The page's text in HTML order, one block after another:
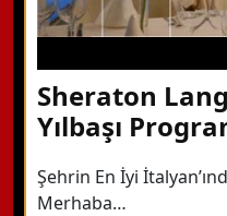
Sheraton
Yılbaşı
Şehrin En İyi
Merhaba…